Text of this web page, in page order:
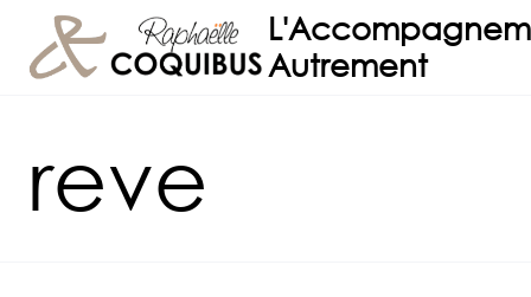
contenu
Autrement
reve